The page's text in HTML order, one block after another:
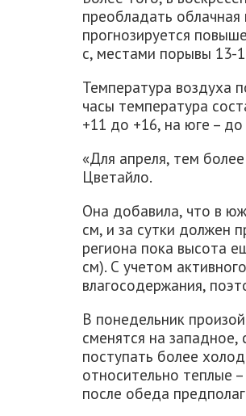
преобладать
прогнозируется
с, местами порывы 13-
Температура воздуха
часы температура
+11 до +16, на юге – до
«Для апреля, тем
Цветайло.
Она добавила, что в
см, и за сутки должен
региона пока высота
см). С учетом
влагосодержания,
В понедельник
сменятся на
поступать более
относительно теплые
после обеда